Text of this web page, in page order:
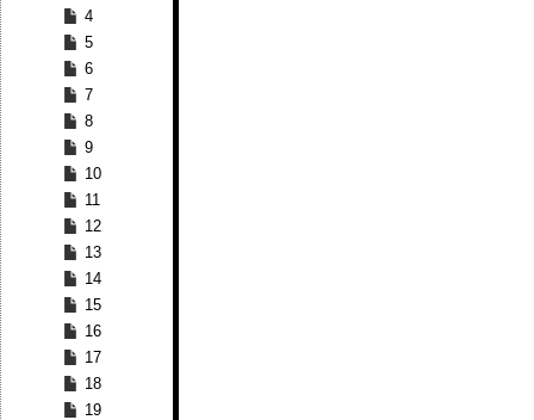
4
5
6
7
8
9
10
11
12
13
14
15
16
17
18
19